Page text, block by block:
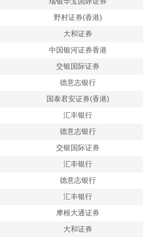
野村证券(香港)
大和证券
中国银河证券香港
交银国际证券
德意志银行
国泰君安证券(香港)
汇丰银行
德意志银行
交银国际证券
汇丰银行
德意志银行
汇丰银行
摩根大通证券
大和证券